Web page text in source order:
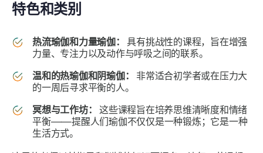
特色和类别
热流瑜伽和力量瑜伽：
具有挑战性的课程，旨在增强
力量、专注力以及动作与呼吸之间的联系。
温和的热瑜伽和阴瑜伽：
非常适合初学者或在压力大
的一周后寻求平衡的人。
冥想与工作坊：
这些课程旨在培养思维清晰度和情绪
平衡——提醒人们瑜伽不仅仅是一种锻炼；它是一种
生活方式。